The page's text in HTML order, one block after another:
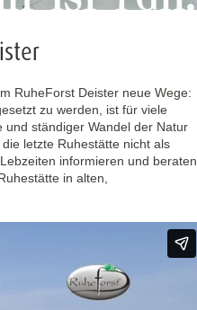
RuheForst Deister neue Wege:
zu werden, ist für viele
und ständiger Wandel der Natur
letzte Ruhestätte nicht als
informieren und beraten
in alten,